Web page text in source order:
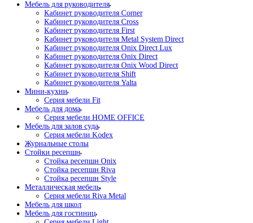
Мебель для руководителя
Кабинет руководителя Corner
Кабинет руководителя Cross
Кабинет руководителя First
Кабинет руководителя Metal System Direct
Кабинет руководителя Onix Direct Lux
Кабинет руководителя Onix Direct
Кабинет руководителя Onix Wood Direct
Кабинет руководителя Shift
Кабинет руководителя Yalta
Мини-кухни
Серия мебели Fit
Мебель для дома
Серия мебели HOME OFFICE
Мебель для залов суда
Серия мебели Kodex
Журнальные столы
Стойки ресепшн
Стойка ресепшн Onix
Стойка ресепшн Riva
Стойка ресепшн Style
Металлическая мебель
Серия мебели Riva Metal
Мебель для школ
Мебель для гостиниц